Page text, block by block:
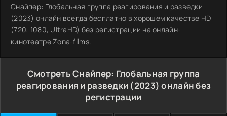
Снайпер: Глобальная группа реагирования и разведки
(2023) онлайн всегда бесплатно в хорошем качестве HD
(720, 1080, UltraHD) без регистрации на онлайн-
кинотеатре Zona-films.
Смотреть Снайпер: Глобальная группа
реагирования и разведки (2023) онлайн без
регистрации